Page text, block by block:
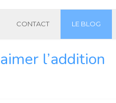
CONTACT LE BLOG
l’addition